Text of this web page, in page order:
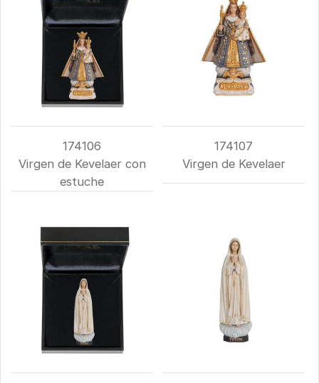
174106
Virgen de Kevelaer con
estuche
174107
Virgen de Kevelaer